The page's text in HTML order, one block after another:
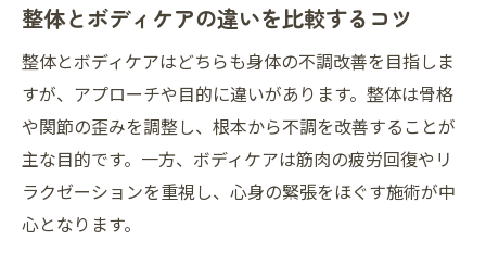
整体と併用するボディケアの選び方
整体施術後のボディケアで疲労回復促進
不調改善に整体を活用する生活習慣の工夫
整体を日常に取り入れる生活リズムの作り
方
整体施術後のセルフケアと注意点
整体とボディケアの違いを比較するコツ
整体とボディケアはどちらも身体の不調改善を目指しま
すが、アプローチや目的に違いがあります。整体は骨格
や関節の歪みを調整し、根本から不調を改善することが
主な目的です。一方、ボディケアは筋肉の疲労回復やリ
ラクゼーションを重視し、心身の緊張をほぐす施術が中
心となります。